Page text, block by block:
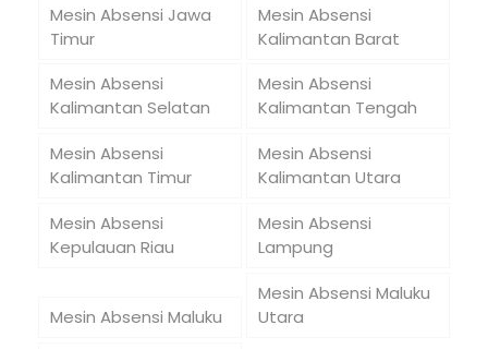
Mesin Absensi Jawa
Timur
Mesin Absensi
Kalimantan Barat
Mesin Absensi
Kalimantan Selatan
Mesin Absensi
Kalimantan Tengah
Mesin Absensi
Kalimantan Timur
Mesin Absensi
Kalimantan Utara
Mesin Absensi
Kepulauan Riau
Mesin Absensi
Lampung
Mesin Absensi Maluku
Mesin Absensi Maluku
Utara